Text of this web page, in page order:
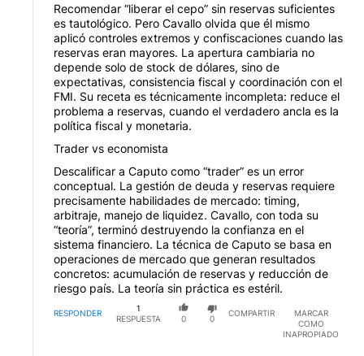
Recomendar “liberar el cepo” sin reservas suficientes
es tautológico. Pero Cavallo olvida que él mismo
aplicó controles extremos y confiscaciones cuando las
reservas eran mayores. La apertura cambiaria no
depende solo de stock de dólares, sino de
expectativas, consistencia fiscal y coordinación con el
FMI. Su receta es técnicamente incompleta: reduce el
problema a reservas, cuando el verdadero ancla es la
política fiscal y monetaria.
Trader vs economista
Descalificar a Caputo como “trader” es un error
conceptual. La gestión de deuda y reservas requiere
precisamente habilidades de mercado: timing,
arbitraje, manejo de liquidez. Cavallo, con toda su
“teoría”, terminó destruyendo la confianza en el
sistema financiero. La técnica de Caputo se basa en
operaciones de mercado que generan resultados
concretos: acumulación de reservas y reducción de
riesgo país. La teoría sin práctica es estéril.
RESPONDER
1
RESPUESTA
0 0
COMPARTIR
MARCAR
COMO
INAPROPIADO